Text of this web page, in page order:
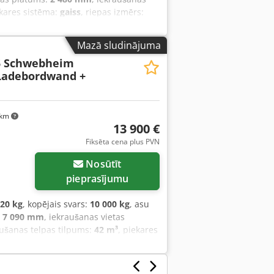
sistēma: gaiss, riepas izmērs:
, Aprīkojums:ABS, saspiestā gaisa
Mazā sludinājuma
Schwebheim
+
13 900 €
Fiksēta cena plus PVN
pieprasījumu
kg, kopējais svars: 10 000 kg, asu
7 090 mm, iekraušanas vietas
telpas tilpums: 42 m³, piekares
235/70 R 17,5, vadītāja kabīne:cits,